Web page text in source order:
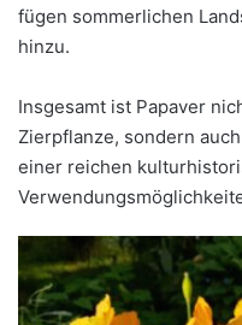
fügen sommerlichen
hinzu.
Insgesamt ist Papaver
Zierpflanze, sondern
einer reichen